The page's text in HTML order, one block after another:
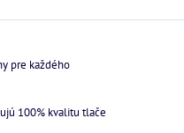
pre každého
100% kvalitu tlače